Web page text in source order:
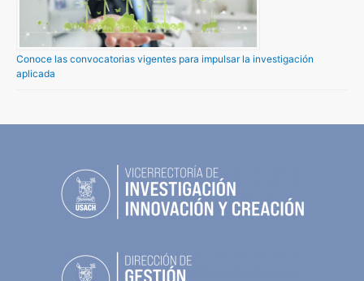
Conoce las convocatorias vigentes para impulsar la investigación
aplicada